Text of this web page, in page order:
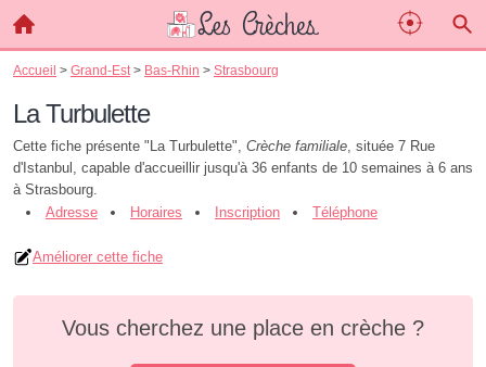
Accueil > Grand-Est > Bas-Rhin > Strasbourg
La Turbulette
Cette fiche présente "La Turbulette", Crèche familiale, située 7 Rue
d'Istanbul, capable d'accueillir jusqu'à 36 enfants de 10 semaines à 6 ans
à Strasbourg.
Adresse
Horaires Inscription Téléphone
Améliorer cette fiche
Vous cherchez une place en crèche ?